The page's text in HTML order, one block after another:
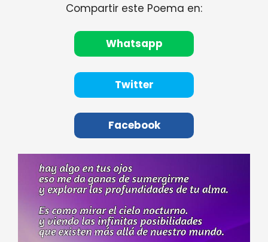
Compartir este Poema en:
Whatsapp
Twitter
Facebook